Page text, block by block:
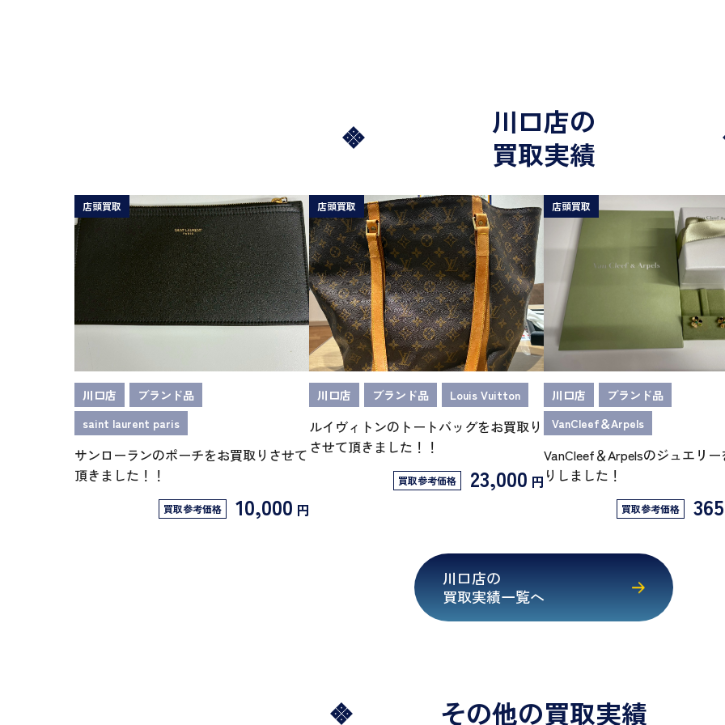
川口店の
買取実績
店頭買取
川口店
ブランド品
saint laurent paris
サンローランのポーチをお買取りさせて
頂きました！！
買取参考価格 10,000 円
店頭買取
川口店 ブランド品 Louis Vuitton
ルイヴィトンのトートバッグをお買取り
させて頂きました！！
買取参考価格 23,000 円
店頭買取
川口店
ブランド品
VanCleef＆Arpels
VanCleef＆Arpelsのジュエリ
りしました！
買取参考価格
川口店の
買取実績一覧へ
その他の買取実績